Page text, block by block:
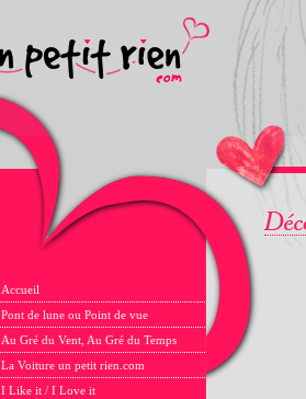
Accueil
Pont de lune ou Point de vue
Au Gré du Vent, Au Gré du Temps
La Voiture un petit rien.com
I Like it / I Love it